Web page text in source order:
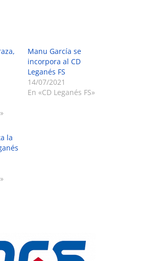
Manu García se
incorpora al CD
Leganés FS
14/07/2021
En «CD Leganés FS»
la